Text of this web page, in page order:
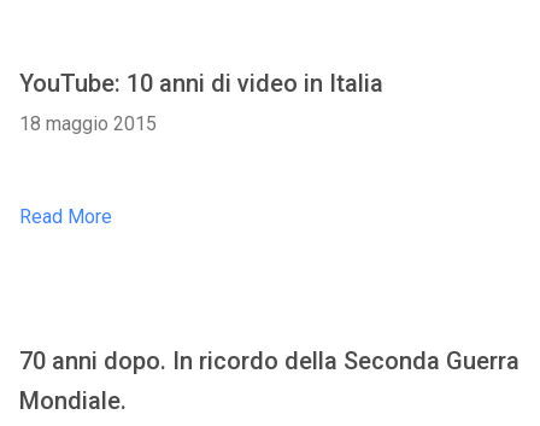
YouTube: 10 anni di video in Italia
18 maggio 2015
Read More
70 anni dopo. In ricordo della Seconda Guerra
Mondiale.